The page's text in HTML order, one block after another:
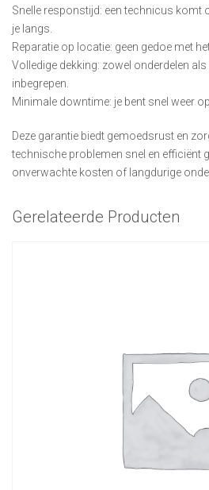
Snelle responstijd: een technicus komt
je langs.
Reparatie op locatie: geen gedoe met
Volledige dekking: zowel onderdelen
inbegrepen.
Minimale downtime: je bent snel weer
Deze garantie biedt gemoedsrust en
technische problemen snel en efficiënt
onverwachte kosten of langdurige
Gerelateerde Producten